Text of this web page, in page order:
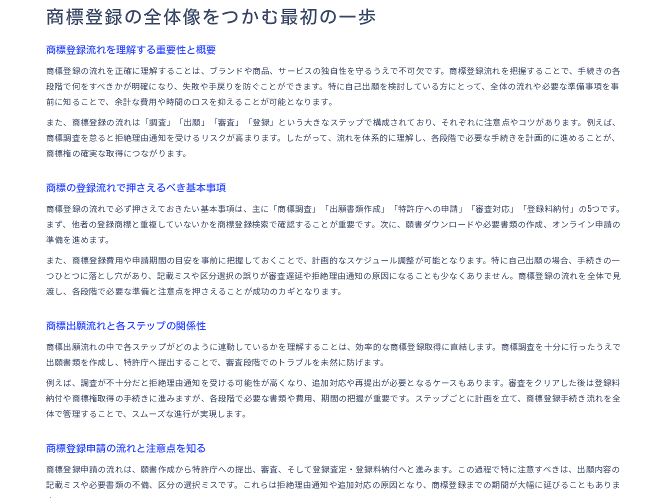
手続きフローで押さえるべき商標調査の要点
商標調査の流れと具体的な進め方
商標の類似チェックを効率化する手順
J-PlatPatを使った商標調査の実践例
商標登録オンライン申請の流れと利点
費用や期間の目安から見る商標登録の進め方
商標登録期間の流れとスケジュール管理
商標登録やり方ごとの費用比較と選び方
費用対効果を高める商標登録手続き方法
商標申請流れで重要な書類準備のポイント
商標登録願書記載内容の注意点を解説
拒絶理由通知を避けるための工夫
指定商品・役務の区分選定の実践方法
先行商標との衝突を避ける実践テクニック
商標登録流れでよくある失敗例と解決策
商標登録の全体像をつかむ最初の一歩
商標登録流れを理解する重要性と概要
商標登録の流れを正確に理解することは、ブランドや商品、サービスの独自性を守るうえで不可欠です。商標登録流れを把握することで、手続きの各
段階で何をすべきかが明確になり、失敗や手戻りを防ぐことができます。特に自己出願を検討している方にとって、全体の流れや必要な準備事項を事
前に知ることで、余計な費用や時間のロスを抑えることが可能となります。
また、商標登録の流れは「調査」「出願」「審査」「登録」という大きなステップで構成されており、それぞれに注意点やコツがあります。例えば、
商標調査を怠ると拒絶理由通知を受けるリスクが高まります。したがって、流れを体系的に理解し、各段階で必要な手続きを計画的に進めることが、
商標権の確実な取得につながります。
商標の登録流れで押さえるべき基本事項
商標登録の流れで必ず押さえておきたい基本事項は、主に「商標調査」「出願書類作成」「特許庁への申請」「審査対応」「登録料納付」の5つです。
まず、他者の登録商標と重複していないかを商標登録検索で確認することが重要です。次に、願書ダウンロードや必要書類の作成、オンライン申請の
準備を進めます。
また、商標登録費用や申請期間の目安を事前に把握しておくことで、計画的なスケジュール調整が可能となります。特に自己出願の場合、手続きの一
つひとつに落とし穴があり、記載ミスや区分選択の誤りが審査遅延や拒絶理由通知の原因になることも少なくありません。商標登録の流れを全体で見
渡し、各段階で必要な準備と注意点を押さえることが成功のカギとなります。
商標出願流れと各ステップの関係性
商標出願流れの中で各ステップがどのように連動しているかを理解することは、効率的な商標登録取得に直結します。商標調査を十分に行ったうえで
出願書類を作成し、特許庁へ提出することで、審査段階でのトラブルを未然に防げます。
例えば、調査が不十分だと拒絶理由通知を受ける可能性が高くなり、追加対応や再提出が必要となるケースもあります。審査をクリアした後は登録料
納付や商標権取得の手続きに進みますが、各段階で必要な書類や費用、期間の把握が重要です。ステップごとに計画を立て、商標登録手続き流れを全
体で管理することで、スムーズな進行が実現します。
商標登録申請の流れと注意点を知る
商標登録申請の流れは、願書作成から特許庁への提出、審査、そして登録査定・登録料納付へと進みます。この過程で特に注意すべきは、出願内容の
記載ミスや必要書類の不備、区分の選択ミスです。これらは拒絶理由通知や追加対応の原因となり、商標登録までの期間が大幅に延びることもありま